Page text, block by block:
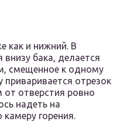
как и нижний. В
внизу бака, делается
смещенное к одному
приваривается отрезок
отверстия ровно
надеть на
горения.